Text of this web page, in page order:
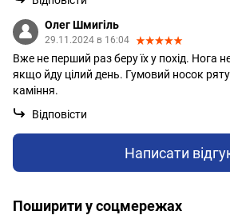
Олег Шмигіль
29.11.2024 в 16:04
Вже не перший раз беру їх у похід. Нога
якщо йду цілий день. Гумовий носок
каміння.
Відповісти
Написати
Поширити у соцмережах